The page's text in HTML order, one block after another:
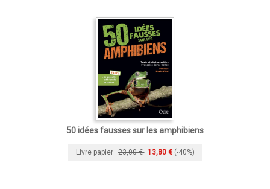
50 idées fausses sur les amphibiens
Livre papier 23,00 € 13,80 € (-40%)